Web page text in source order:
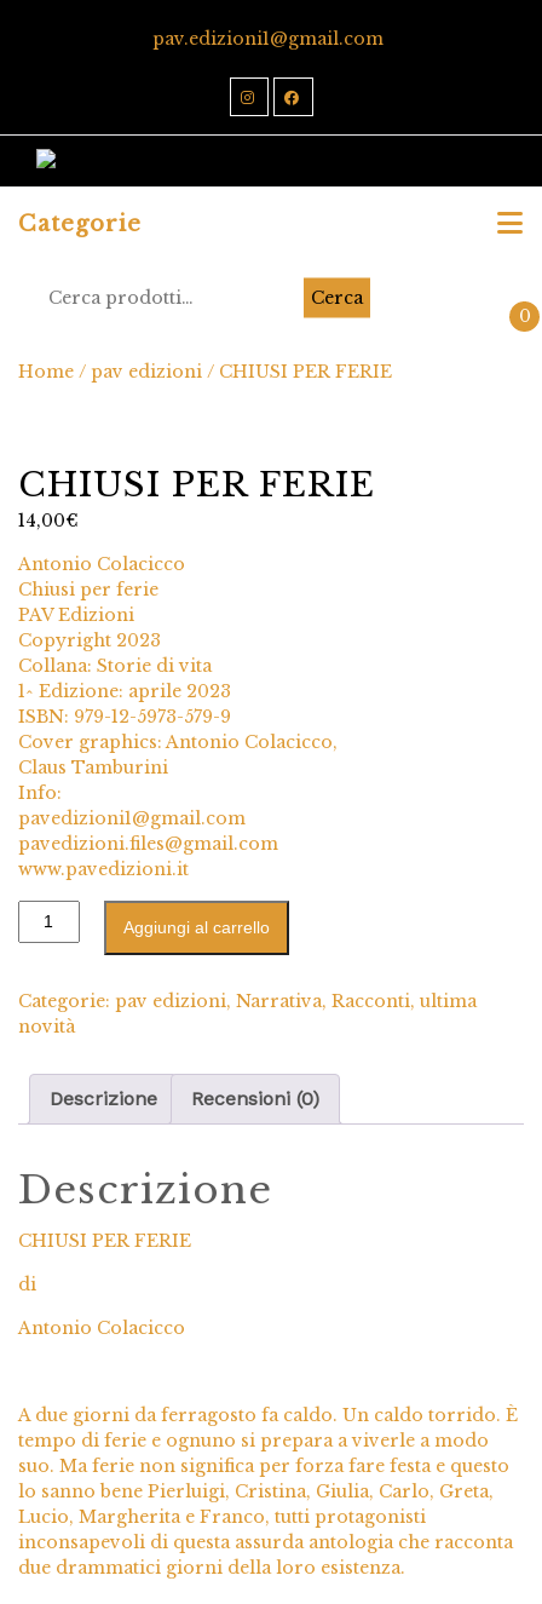
pav.edizioni1@gmail.com
Categorie
Cerca
0
Home / pav edizioni / CHIUSI PER FERIE
CHIUSI PER FERIE
14,00€
Antonio Colacicco
Chiusi per ferie
PAV Edizioni
Copyright 2023
Collana: Storie di vita
1^ Edizione: aprile 2023
ISBN: 979-12-5973-579-9
Cover graphics: Antonio Colacicco,
Claus Tamburini
Info:
pavedizioni1@gmail.com
pavedizioni.files@gmail.com
www.pavedizioni.it
Aggiungi al carrello
Categorie: pav edizioni, Narrativa, Racconti, ultima
novità
Descrizione Recensioni (0)
Descrizione
CHIUSI PER FERIE
di
Antonio Colacicco
A due giorni da ferragosto fa caldo. Un caldo torrido. È
tempo di ferie e ognuno si prepara a viverle a modo
suo. Ma ferie non significa per forza fare festa e questo
lo sanno bene Pierluigi, Cristina, Giulia, Carlo, Greta,
Lucio, Margherita e Franco, tutti protagonisti
inconsapevoli di questa assurda antologia che racconta
due drammatici giorni della loro esistenza.